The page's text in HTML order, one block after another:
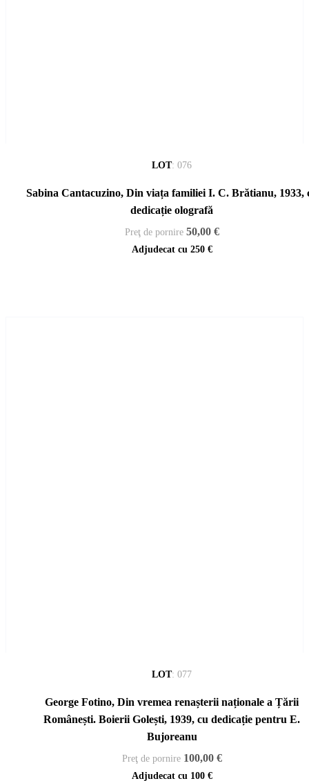
LOT: 076
Sabina Cantacuzino, Din viața familiei I. C. Brătianu, 1933,
dedicație olografă
Preţ de pornire 50,00 €
Adjudecat cu 250 €
LOT: 077
George Fotino, Din vremea renașterii naționale a Țării
Românești. Boierii Golești, 1939, cu dedicație pentru E.
Bujoreanu
Preţ de pornire 100,00 €
Adjudecat cu 100 €